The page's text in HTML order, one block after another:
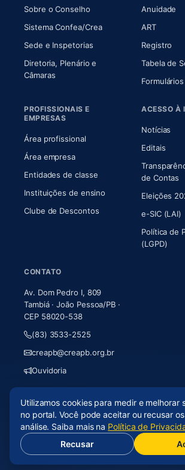
Sobre o Conselho(abre em nova aba)
Sistema Confea/Crea(abre em nova aba)
Sede e Inspetorias
Diretoria, Plenário e
Câmaras(abre em nova aba)
Anuidade
ART(abre
Registro
Tabela de
Formulários
PROFISSIONAIS E
EMPRESAS
Área profissional
Área empresa
Entidades de classe
Instituições de ensino
Clube de Descontos
ACESSO À
Notícias
Editais
de Contas
Eleições
e-SIC (LAI)
Política de
(LGPD)
CONTATO
Av. Dom Pedro I, 809
Tambiá · João Pessoa/PB ·
CEP 58020-538
(83) 3533-2525
creapb@creapb.org.br
Ouvidoria
© 2026 CREA-PB · Todos os direitos reservados
Acessibilidade
Mapa do site· LGPD
Desenvolvido porAxium
Utilizamos cookies para medir e melhorar
no portal. Você pode aceitar ou recusar
análise. Saiba mais na Política de
Recusar